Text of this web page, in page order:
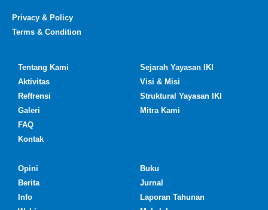
Privacy & Policy
Terms & Condition
Tentang Kami
Aktivitas
Reffrensi
Galeri
FAQ
Kontak
Sejarah Yayasan IKI
Visi & Misi
Struktural Yayasan IKI
Mitra Kami
Opini
Berita
Info
Buku
Jurnal
Laporan Tahunan